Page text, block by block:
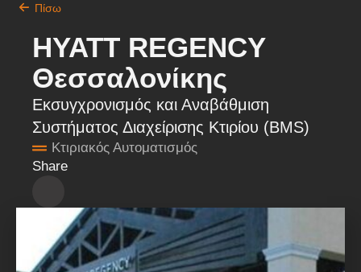
Πίσω
HYATT REGENCY
Θεσσαλονίκης
Εκσυγχρονισμός και Αναβάθμιση
Συστήματος Διαχείρισης Κτιρίου (BMS)
Κτιριακός Αυτοματισμός
Share